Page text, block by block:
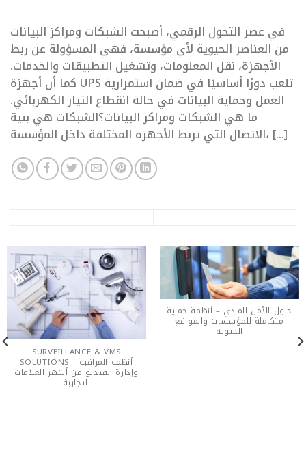
في عصر التحول الرقمي، أصبحت الشبكات ومراكز البيانات
من العناصر الحيوية لأي مؤسسة، فهي المسؤولة عن ربط
الأجهزة، نقل المعلومات، وتشغيل التطبيقات والخدمات.
كما أن أجهزة UPS تلعب دورًا أساسيًا في ضمان استمرارية
العمل وحماية البيانات في حالة انقطاع التيار الكهربائي.
ما هي الشبكات ومراكز البيانات؟الشبكات هي بنية
الاتصال التي تربط الأجهزة المختلفة داخل المؤسسة، […]
SURVEILLANCE & VMS
SOLUTIONS – أنظمة المراقبة
وإدارة الفيديو من أشهر العلامات
التجارية
حلول الأمن المادي – أنظمة حماية
متكاملة للمؤسسات والمواقع
الحيوية